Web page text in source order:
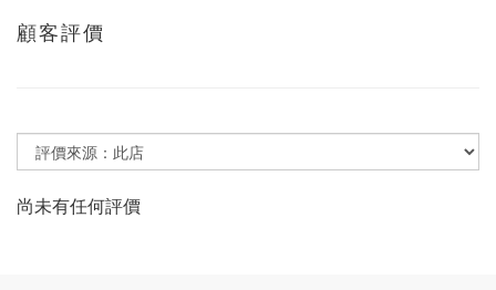
顧客評價
尚未有任何評價